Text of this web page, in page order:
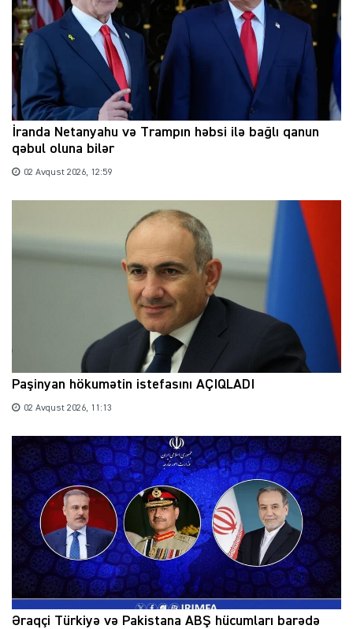
İranda Netanyahu və Trampın həbsi ilə bağlı qanun
qəbul oluna bilər
02 Avqust 2026, 12:59
Paşinyan hökumətin istefasını AÇIQLADI
02 Avqust 2026, 11:13
Əraqçi Türkiyə və Pakistana ABŞ hücumları barədə